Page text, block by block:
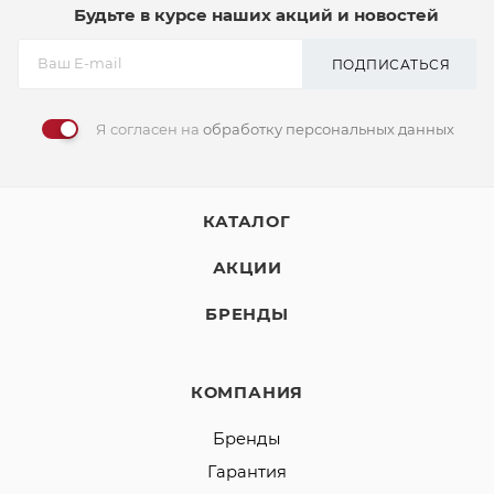
Будьте в курсе наших акций и новостей
ПОДПИСАТЬСЯ
Я согласен на обработку персональных данных
КАТАЛОГ
АКЦИИ
БРЕНДЫ
КОМПАНИЯ
Бренды
Гарантия